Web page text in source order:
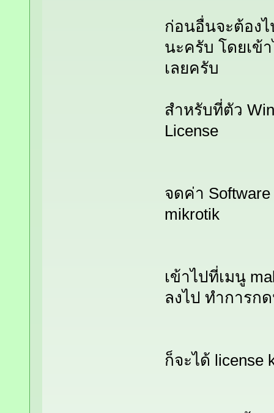
ก่อนอื่นจะต้อง
นะครับ โดยเข้
เลยครับ
สำหรับที่ตัว
License
จดค่า
mikrotik
เข้าไปที่เมนู
ลงไป ทำการก
ก็จะได้ license